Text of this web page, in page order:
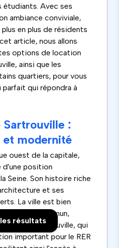
résultats
étudiants. Avec ses
ambiance conviviale,
en plus de résidents
article, nous allons
options de location
ainsi que les
quartiers, pour vous
parfait qui répondra à
Sartrouville :
modernité
ouest de la capitale,
d'une position
Seine. Son histoire riche
et ses
La ville est bien
en commun,
gare de Sartrouville, qui
important pour le RER